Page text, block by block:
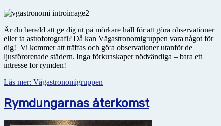
Är du beredd att ge dig ut på mörkare håll för att göra observationer
eller ta astrofotografi? Då kan Vägastronomigruppen vara något för
dig! Vi kommer att träffas och göra observationer utanför de
ljusförorenade städern. Inga förkunskaper nödvändiga – bara ett
intresse för rymden!
Läs mer: Vägastronomigruppen
Rymdungarnas återkomst